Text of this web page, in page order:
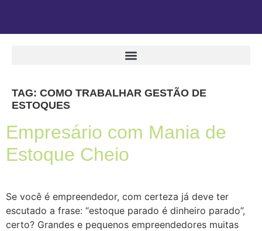
TAG: COMO TRABALHAR GESTÃO DE
ESTOQUES
Empresário com Mania de
Estoque Cheio
Se você é empreendedor, com certeza já deve ter
escutado a frase: “estoque parado é dinheiro parado”,
certo? Grandes e pequenos empreendedores muitas